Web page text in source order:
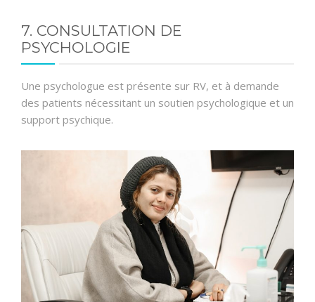
7. CONSULTATION DE
PSYCHOLOGIE
Une psychologue est présente sur RV, et à demande
des patients nécessitant un soutien psychologique et un
support psychique.